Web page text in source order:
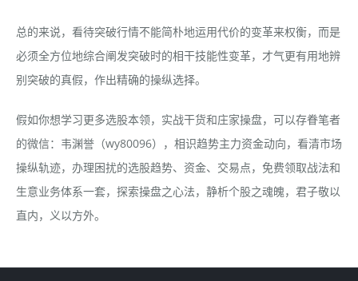
总的来说，看待突破行情不能简朴地运用代价的变革来权衡，而是
必须全方位地综合阐发突破时的相干技能性变革，才气更有用地辨
别突破的真假，作出精确的操纵选择。
假如你想学习更多选股本领，实战干货和庄家操盘，可以存眷笔者
的微信：韦渊誉（wy80096），相识趋势主力资金动向，看清市场
操纵轨迹，办理困扰的选股趋势、资金、交易点，免费领取战法和
生意业务体系一套，探索操盘之心法，静析个股之魂魄，君子敬以
直内，义以方外。